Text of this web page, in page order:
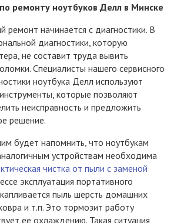
ремонту ноутбуков Делл в Минске
ремонт начинается с диагностики. В
диагностики, которую
не составит труда вывить
Специалисты нашего сервисного
ноутбука Делл используют
которые позволяют
неисправность и предложить
решение.
будет напомнить, что ноутбукам
устройствам необходима
чистка от пыли с заменой
эксплуатация портативного
пыль шерсть домашних
и т.п. Это тормозит работу
ее охлаждению. Такая ситуация